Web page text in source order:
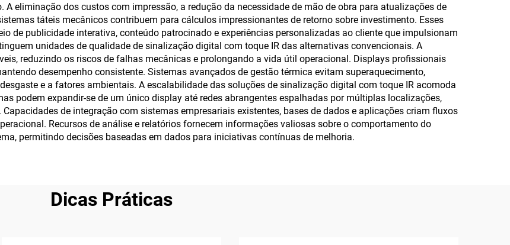
eliminação dos custos com impressão, a redução da necessidade de mão de obra para atualizações de
táteis mecânicos contribuem para cálculos impressionantes de retorno sobre investimento. Esses
de publicidade interativa, conteúdo patrocinado e experiências personalizadas ao cliente que impulsionam
unidades de qualidade de sinalização digital com toque IR das alternativas convencionais. A
reduzindo os riscos de falhas mecânicas e prolongando a vida útil operacional. Displays profissionais
desempenho consistente. Sistemas avançados de gestão térmica evitam superaquecimento,
e a fatores ambientais. A escalabilidade das soluções de sinalização digital com toque IR acomoda
podem expandir-se de um único display até redes abrangentes espalhadas por múltiplas localizações,
de integração com sistemas empresariais existentes, bases de dados e aplicações criam fluxos
Recursos de análise e relatórios fornecem informações valiosas sobre o comportamento do
permitindo decisões baseadas em dados para iniciativas contínuas de melhoria.
Dicas Práticas